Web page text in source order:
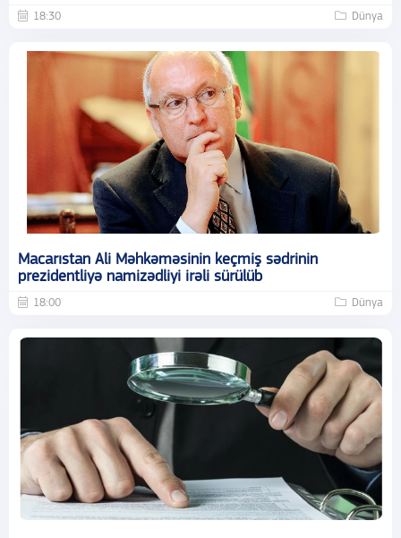
18:30 Dünya
Macarıstan Ali Məhkəməsinin keçmiş sədrinin
prezidentliyə namizədliyi irəli sürülüb
18:00 Dünya